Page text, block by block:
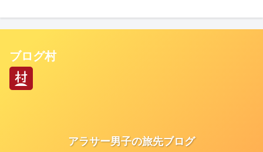
ブログ村
アラサー男子の旅先ブログ